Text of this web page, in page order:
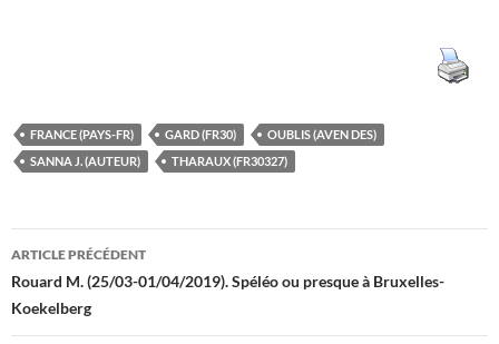
FRANCE (PAYS-FR) GARD (FR30)
OUBLIS (AVEN DES)
SANNA J. (AUTEUR)
THARAUX (FR30327)
Navigation
des
articles
ARTICLE PRÉCÉDENT
Rouard M. (25/03-01/04/2019). Spéléo ou presque à Bruxelles-
Koekelberg